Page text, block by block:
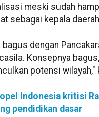
meski sudah
sebagai kepala
dengan
Konsepnya
potensi wilayah,"
Indonesia kritisi
pendidikan dasar